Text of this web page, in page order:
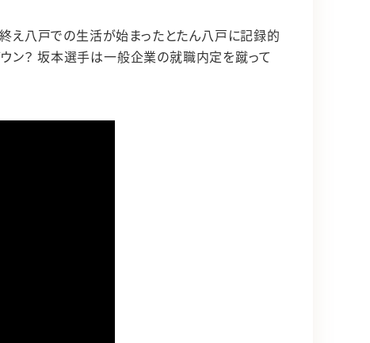
え八戸での生活が始まったとたん八戸に記録的
ン？ 坂本選手は一般企業の就職内定を蹴って